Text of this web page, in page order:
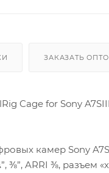
ЗАКАЗАТЬ
Cage for Sony
камер Sony
⅜”, ARRI ⅜, разъем